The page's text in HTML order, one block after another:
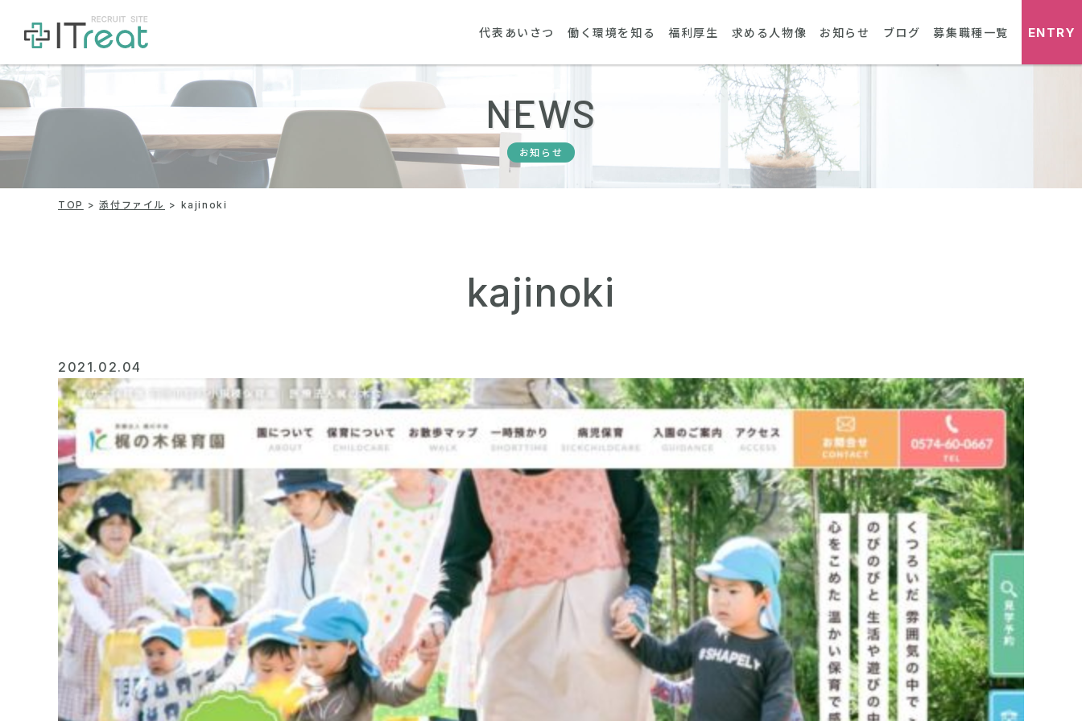
代表あいさつ 働く環境を知る 福利厚生 求める人物像 お知らせ ブログ 募集職種一覧 ENTRY
NEWS
お知らせ
TOP 添付ファイル kajinoki
kajinoki
2021.02.04